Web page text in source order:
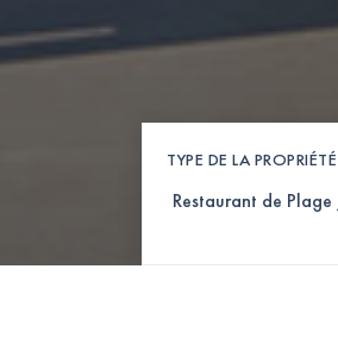
TYPE DE LA PROPRIÉTÉ